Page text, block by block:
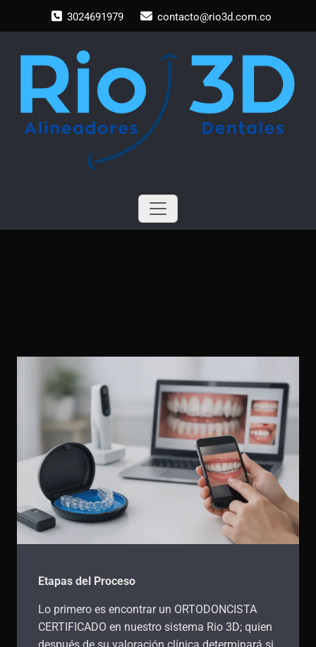
contenido
3024691979 contacto@rio3d.com.co
Etapas del Proceso
Lo primero es encontrar un ORTODONCISTA
CERTIFICADO en nuestro sistema Rio 3D; quien